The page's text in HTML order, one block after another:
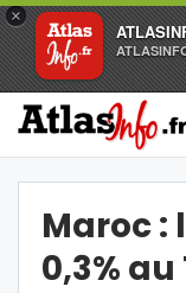
×
Maroc :
0,3% au